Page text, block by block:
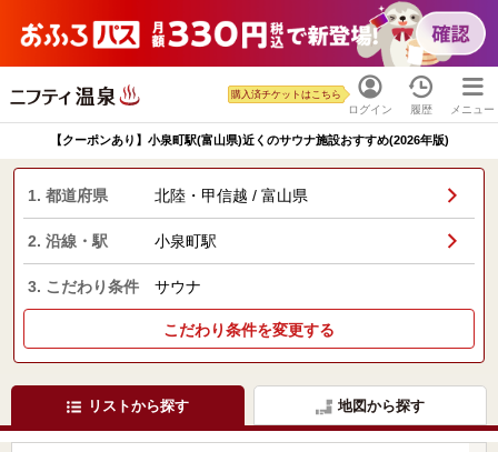
ログイン
購入済チケットはこちら
履歴 メニュー
【クーポンあり】小泉町駅(富山県)近くのサウナ施設おすすめ(2026年版)
1. 都道府県 北陸・甲信越 / 富山県
2. 沿線・駅 小泉町駅
3. こだわり条件 サウナ
こだわり条件を変更する
リストから探す 地図から探す